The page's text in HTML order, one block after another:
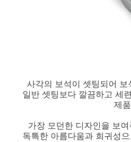
사각의 보석이 셋팅되어
일반 셋팅보다 깔끔하고 세
제
가장 모던한 디자인을 보
독특한 아름다움과 희귀성